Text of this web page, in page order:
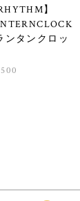
】
ンタンクロッ